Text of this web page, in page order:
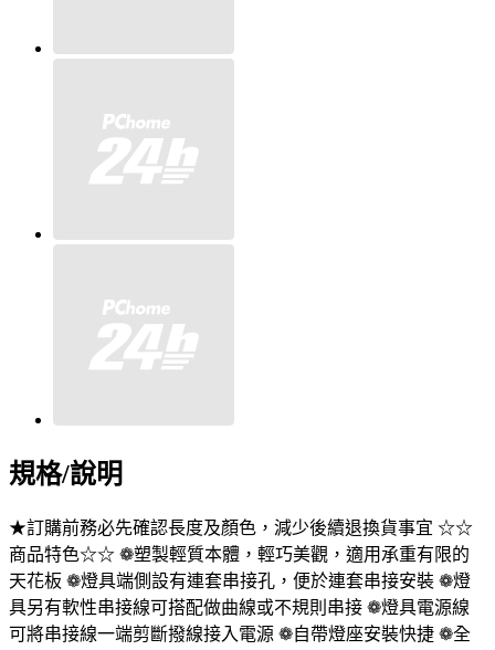
規格/說明
★訂購前務必先確認長度及顏色，減少後續退換貨事宜 ☆☆
商品特色☆☆ ❁塑製輕質本體，輕巧美觀，適用承重有限的
天花板 ❁燈具端側設有連套串接孔，便於連套串接安裝 ❁燈
具另有軟性串接線可搭配做曲線或不規則串接 ❁燈具電源線
可將串接線一端剪斷撥線接入電源 ❁自帶燈座安裝快捷 ❁全